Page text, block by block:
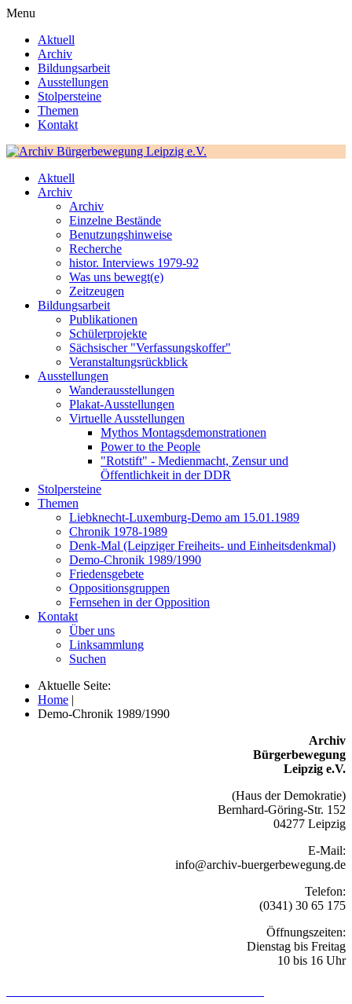
Menu
Aktuell
Archiv
Bildungsarbeit
Ausstellungen
Stolpersteine
Themen
Kontakt
Aktuell
Archiv
Archiv
Einzelne Bestände
Benutzungshinweise
Recherche
histor. Interviews 1979-92
Was uns bewegt(e)
Zeitzeugen
Bildungsarbeit
Publikationen
Schülerprojekte
Sächsischer "Verfassungskoffer"
Veranstaltungsrückblick
Ausstellungen
Wanderausstellungen
Plakat-Ausstellungen
Virtuelle Ausstellungen
Mythos Montagsdemonstrationen
Power to the People
"Rotstift" - Medienmacht, Zensur und
Öffentlichkeit in der DDR
Stolpersteine
Themen
Liebknecht-Luxemburg-Demo am 15.01.1989
Chronik 1978-1989
Denk-Mal (Leipziger Freiheits- und Einheitsdenkmal)
Demo-Chronik 1989/1990
Friedensgebete
Oppositionsgruppen
Fernsehen in der Opposition
Kontakt
Über uns
Linksammlung
Suchen
Aktuelle Seite:
Home |
Demo-Chronik 1989/1990
Archiv
Bürgerbewegung
Leipzig e.V.
(Haus der Demokratie)
Bernhard-Göring-Str. 152
04277 Leipzig
E-Mail:
info@archiv-buergerbewegung.de
Telefon:
(0341) 30 65 175
Öffnungszeiten:
Dienstag bis Freitag
10 bis 16 Uhr